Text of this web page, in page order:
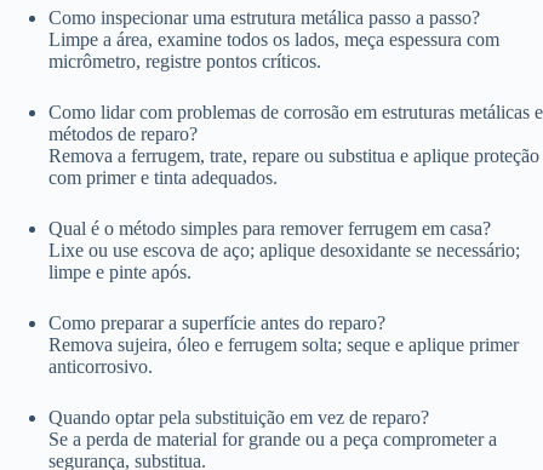
Como inspecionar uma estrutura metálica passo a passo?
Limpe a área, examine todos os lados, meça espessura com
micrômetro, registre pontos críticos.
Como lidar com problemas de corrosão em estruturas metálicas e
métodos de reparo?
Remova a ferrugem, trate, repare ou substitua e aplique proteção
com primer e tinta adequados.
Qual é o método simples para remover ferrugem em casa?
Lixe ou use escova de aço; aplique desoxidante se necessário;
limpe e pinte após.
Como preparar a superfície antes do reparo?
Remova sujeira, óleo e ferrugem solta; seque e aplique primer
anticorrosivo.
Quando optar pela substituição em vez de reparo?
Se a perda de material for grande ou a peça comprometer a
segurança, substitua.